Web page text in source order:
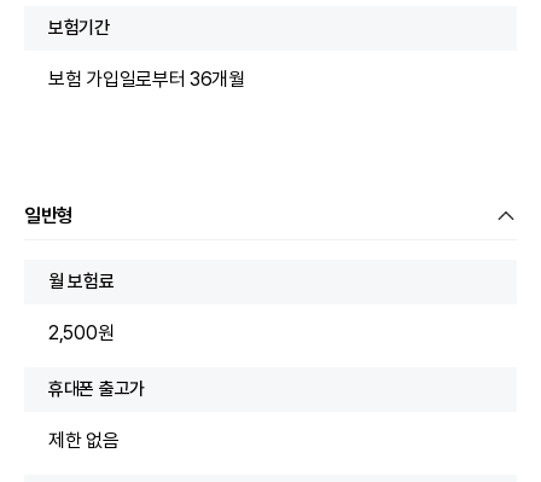
보험기간
보험 가입일로부터 36개월
일반형
월 보험료
2,500원
휴대폰 출고가
제한 없음